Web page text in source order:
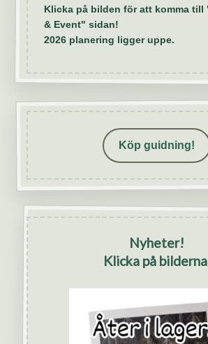
Klicka på bilden för att komma till
& Event" sidan!
2026 planering ligger uppe.
Köp guidning!
Nyheter!
Klicka på